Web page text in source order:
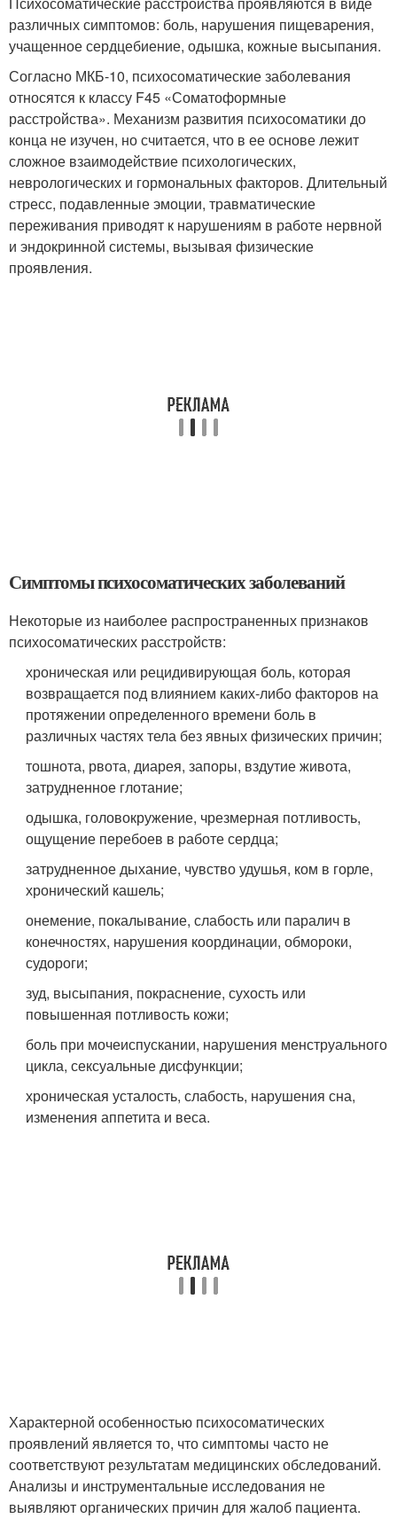
различных симптомов: боль, нарушения пищеварения,
учащенное сердцебиение, одышка, кожные высыпания.
Согласно МКБ-10, психосоматические заболевания
относятся к классу F45 «Соматоформные
расстройства». Механизм развития психосоматики до
конца не изучен, но считается, что в ее основе лежит
сложное взаимодействие психологических,
неврологических и гормональных факторов. Длительный
стресс, подавленные эмоции, травматические
переживания приводят к нарушениям в работе нервной
и эндокринной системы, вызывая физические
проявления.
Симптомы психосоматических заболеваний
Некоторые из наиболее распространенных признаков
психосоматических расстройств:
хроническая или рецидивирующая боль, которая
возвращается под влиянием каких-либо факторов на
протяжении определенного времени боль в
различных частях тела без явных физических причин;
тошнота, рвота, диарея, запоры, вздутие живота,
затрудненное глотание;
одышка, головокружение, чрезмерная потливость,
ощущение перебоев в работе сердца;
затрудненное дыхание, чувство удушья, ком в горле,
хронический кашель;
онемение, покалывание, слабость или паралич в
конечностях, нарушения координации, обмороки,
судороги;
зуд, высыпания, покраснение, сухость или
повышенная потливость кожи;
боль при мочеиспускании, нарушения менструального
цикла, сексуальные дисфункции;
хроническая усталость, слабость, нарушения сна,
изменения аппетита и веса.
Характерной особенностью психосоматических
проявлений является то, что симптомы часто не
соответствуют результатам медицинских обследований.
Анализы и инструментальные исследования не
выявляют органических причин для жалоб пациента.